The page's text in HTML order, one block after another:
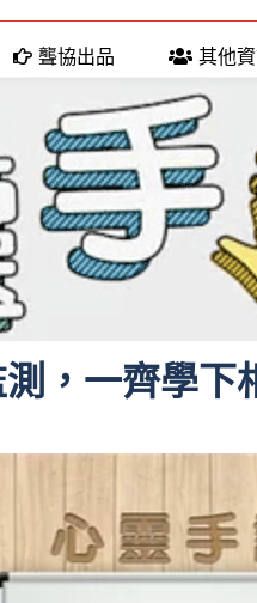
聾協出品 其他
，一齊學下